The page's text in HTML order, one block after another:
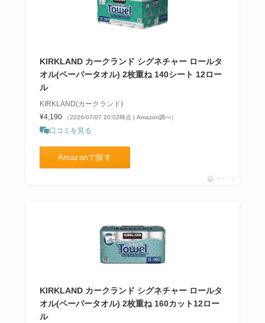
KIRKLAND カークランド シグネチャー ロールタ
オル(ペーパータオル) 2枚重ね 140シート 12ロー
ル
KIRKLAND(カークランド)
¥4,190
（2026/07/07 20:02時点 | Amazon調べ）
口コミを見る
Amazonで探す
ポチップ
KIRKLAND カークランド シグネチャー ロールタ
オル(ペーパータオル) 2枚重ね 160カット12ロー
ル